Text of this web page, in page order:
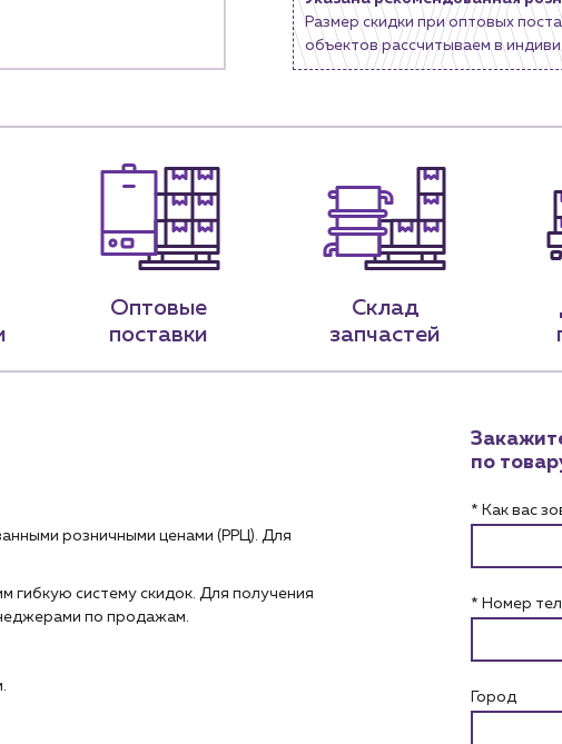
Размер скидки при оптовых
объектов рассчитываем в
Оптовые
поставки
Склад
запчастей
розничными ценами (РРЦ). Для
гибкую систему скидок. Для получения
по продажам.
по
* Как вас
* Номер
Город